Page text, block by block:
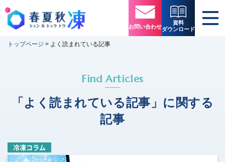
お問い合わせ
資料
ダウンロード
トップページ > よく読まれている記事
Find Articles
「よく読まれている記事」に関する
記事
冷凍コラム